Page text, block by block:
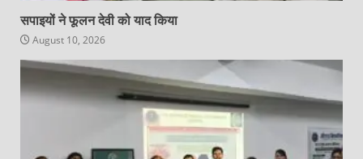
सपाइयों ने फूलन देवी को याद किया
August 10, 2026